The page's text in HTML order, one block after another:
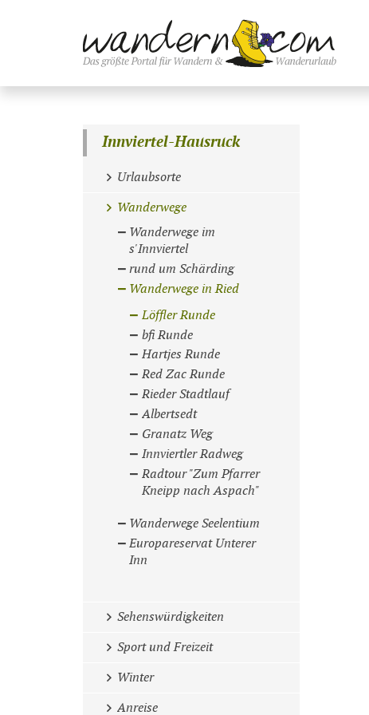
Innviertel-Hausruck
Urlaubsorte
Wanderwege
Wanderwege im
s'Innviertel
rund um Schärding
Wanderwege in Ried
Löffler Runde
bfi Runde
Hartjes Runde
Red Zac Runde
Rieder Stadtlauf
Albertsedt
Granatz Weg
Innviertler Radweg
Radtour "Zum Pfarrer
Kneipp nach Aspach"
Wanderwege Seelentium
Europareservat Unterer
Inn
Sehenswürdigkeiten
Sport und Freizeit
Winter
Anreise